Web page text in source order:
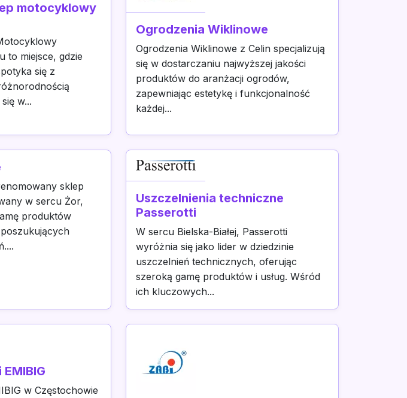
motocyklowy
to miejsce, gdzie
się z
w...
Ogrodzenia Wiklinowe
Ogrodzenia Wiklinowe z Celin specjalizują
się w dostarczaniu najwyższej jakości
produktów do aranżacji ogrodów,
zapewniając estetykę i funkcjonalność
każdej...
sklep
w sercu Żor,
produktów
Uszczelnienia techniczne
Passerotti
W sercu Bielska-Białej, Passerotti
wyróżnia się jako lider w dziedzinie
uszczelnień technicznych, oferując
szeroką gamę produktów i usług. Wśród
ich kluczowych...
w Częstochowie